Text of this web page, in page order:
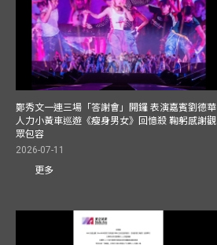
鄭秀文一連三場「答謝會」開鑼 表演嘉賓劉德華
人力小黃車巡遊《瘦身男女》回憶殺 鞠躬感謝觀
眾包容
2026-07-11
更多